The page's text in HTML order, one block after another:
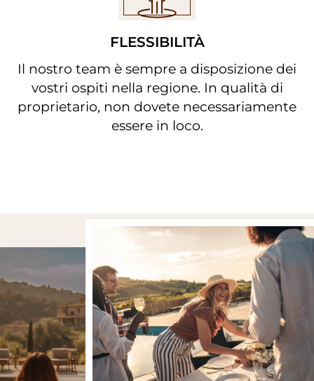
FLESSIBILITÀ
Il nostro team è sempre a disposizione dei
vostri ospiti nella regione. In qualità di
proprietario, non dovete necessariamente
essere in loco.